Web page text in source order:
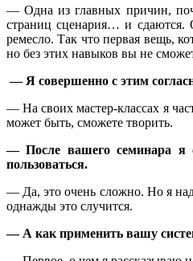
— Одна из главных причин,
страниц сценария… и сдаются.
ремесло. Так что первая вещь,
но без этих навыков вы не
— Я совершенно с этим
— На своих мастер-классах я
может быть, сможете творить.
— После вашего семинара я
пользоваться.
— Да, это очень сложно. Но я
однажды это случится.
— А как применить вашу